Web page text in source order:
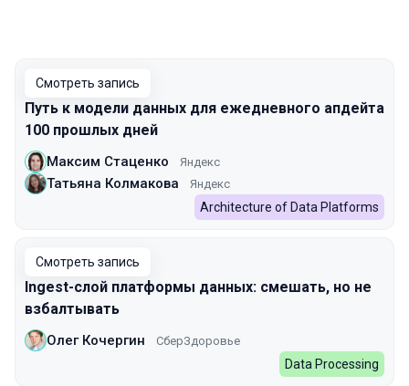
Смотреть запись
Путь к модели данных для ежедневного апдейта
100 прошлых дней
Максим Стаценко Яндекс
Татьяна Колмакова Яндекс
Architecture of Data Platforms
Смотреть запись
Ingest-слой платформы данных: смешать, но не
взбалтывать
Олег Кочергин СберЗдоровье
Data Processing